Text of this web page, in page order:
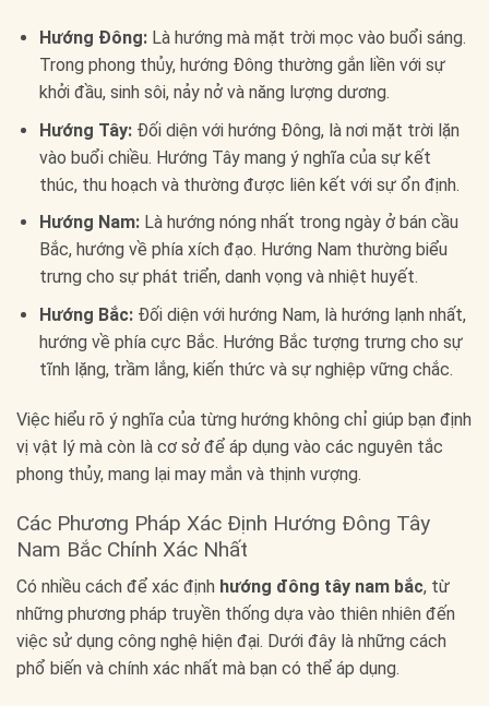
Hướng Đông:Là hướng mà mặt trời mọc vào buổi sáng.
Trong phong thủy, hướng Đông thường gắn liền với sự
khởi đầu, sinh sôi, nảy nở và năng lượng dương.
Hướng Tây:Đối diện với hướng Đông, là nơi mặt trời lặn
vào buổi chiều. Hướng Tây mang ý nghĩa của sự kết
thúc, thu hoạch và thường được liên kết với sự ổn định.
Hướng Nam:Là hướng nóng nhất trong ngày ở bán cầu
Bắc, hướng về phía xích đạo. Hướng Nam thường biểu
trưng cho sự phát triển, danh vọng và nhiệt huyết.
Hướng Bắc:Đối diện với hướng Nam, là hướng lạnh nhất,
hướng về phía cực Bắc. Hướng Bắc tượng trưng cho sự
tĩnh lặng, trầm lắng, kiến thức và sự nghiệp vững chắc.
Việc hiểu rõ ý nghĩa của từng hướng không chỉ giúp bạn định
vị vật lý mà còn là cơ sở để áp dụng vào các nguyên tắc
phong thủy, mang lại may mắn và thịnh vượng.
Các Phương Pháp Xác Định Hướng Đông Tây
Nam Bắc Chính Xác Nhất
Có nhiều cách để xác định hướng đông tây nam bắc, từ
những phương pháp truyền thống dựa vào thiên nhiên đến
việc sử dụng công nghệ hiện đại. Dưới đây là những cách
phổ biến và chính xác nhất mà bạn có thể áp dụng.